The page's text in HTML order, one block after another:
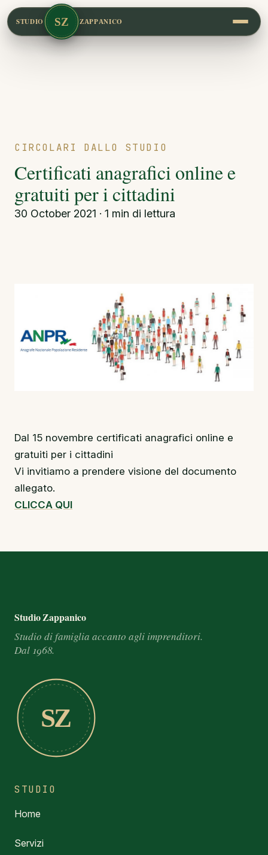
STUDIO SZ ZAPPANICO
CIRCOLARI DALLO STUDIO
Certificati anagrafici online e
gratuiti per i cittadini
30 October 2021 · 1 min di lettura
Dal 15 novembre certificati anagrafici online e
gratuiti per i cittadini
Vi invitiamo a prendere visione del documento
allegato.
CLICCA QUI
Footer e informazioni
Studio Zappanico
Studio di famiglia accanto agli imprenditori.
Dal 1968.
SZ
STUDIO
Home
Servizi